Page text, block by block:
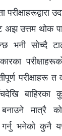
परीक्षाहरूद्वारा
अझ उत्तम थोक
भनी सोच्दै
परीक्षाहरू त
बाहिरका
बनाउने मात्रै
गर्नु भनेको कुनै